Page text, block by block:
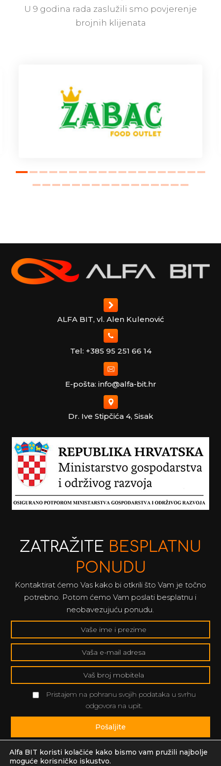
U 9 godina rada zaslužili smo povjerenje
brojnih klijenata
ALFA BIT, vl. Alen Kulenović
Tel: +385 95 251 66 14
E-pošta: info@alfa-bit.hr
Dr. Ive Stipčića 4, Sisak
ZATRAŽITE BESPLATNU
PONUDU
Kontaktirat ćemo Vas kako bi otkrili što Vam je točno
potrebno. Potom ćemo Vam poslati besplatnu i
neobavezujuću ponudu.
Pristajem na pohranu svojih podataka u svrhu
odgovora na upit.
Pošaljite
Alfa BIT koristi kolačiće kako bismo vam pružili najbolje
moguće korisničko iskustvo.